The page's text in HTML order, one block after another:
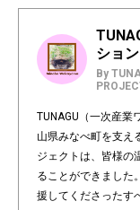
ション
By
TUNAGU（一次産業
山県みなべ町を支え
ジェクトは、皆様の
ることができました
援してくださったす